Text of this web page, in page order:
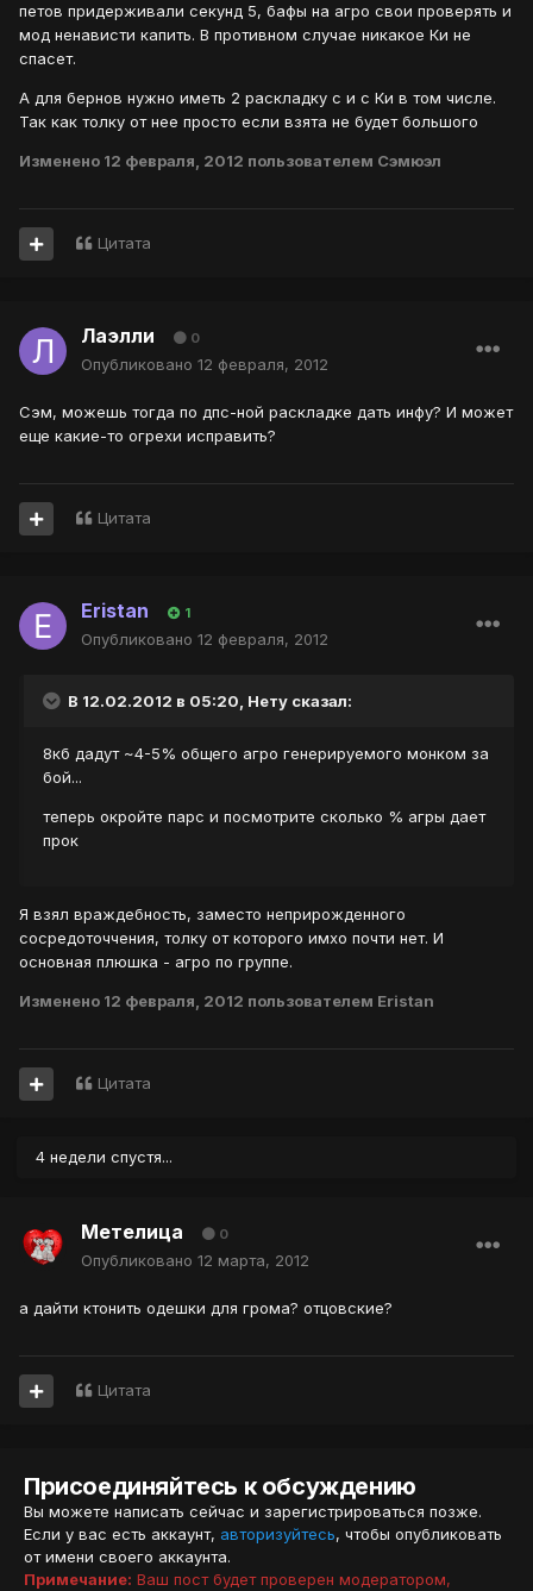
петов придерживали секунд 5, бафы на агро свои проверять и
мод ненависти капить. В противном случае никакое Ки не
спасет.
А для бернов нужно иметь 2 раскладку с и с Ки в том числе.
Так как толку от нее просто если взята не будет большого
Изменено 12 февраля, 2012 пользователем Сэмюэл
Цитата
Лаэлли 0
Опубликовано 12 февраля, 2012
Сэм, можешь тогда по дпс-ной раскладке дать инфу? И может
еще какие-то огрехи исправить?
Цитата
Eristan 1
Опубликовано 12 февраля, 2012
В 12.02.2012 в 05:20, Нету сказал:
8кб дадут ~4-5% общего агро генерируемого монком за
бой...
теперь окройте парс и посмотрите сколько % агры дает
прок
Я взял враждебность, заместо неприрожденного
сосредоточчения, толку от которого имхо почти нет. И
основная плюшка - агро по группе.
Изменено 12 февраля, 2012 пользователем Eristan
Цитата
4 недели спустя...
Метелица 0
Опубликовано 12 марта, 2012
а дайти ктонить одешки для грома? отцовские?
Цитата
Присоединяйтесь к обсуждению
Вы можете написать сейчас и зарегистрироваться позже.
Если у вас есть аккаунт, авторизуйтесь, чтобы опубликовать
от имени своего аккаунта.
Примечание: Ваш пост будет проверен модератором,